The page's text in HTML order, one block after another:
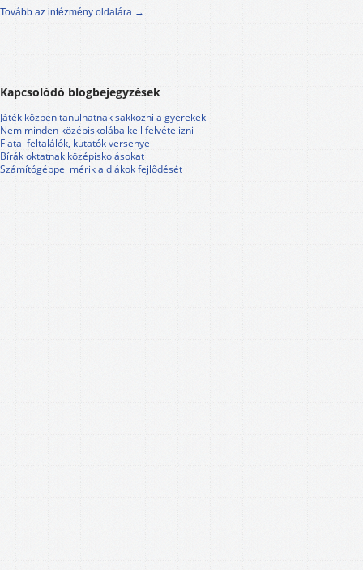
Tovább az intézmény oldalára →
Kapcsolódó blogbejegyzések
Játék közben tanulhatnak sakkozni a gyerekek
Nem minden középiskolába kell felvételizni
Fiatal feltalálók, kutatók versenye
Bírák oktatnak középiskolásokat
Számítógéppel mérik a diákok fejlődését